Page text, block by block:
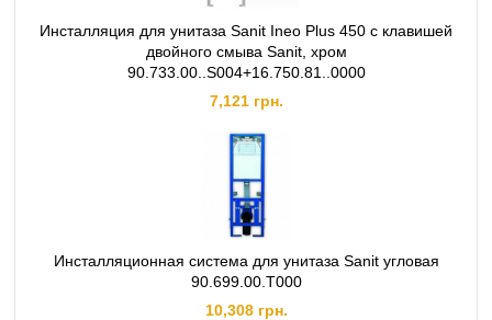
Инсталляция для унитаза Sanit Ineo Plus 450 с клавишей
двойного смыва Sanit, хром
90.733.00..S004+16.750.81..0000
7,121 грн.
Инсталляционная система для унитаза Sanit угловая
90.699.00.T000
10,308 грн.